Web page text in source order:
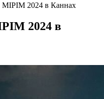
MIPIM 2024 в Каннах
2024 в